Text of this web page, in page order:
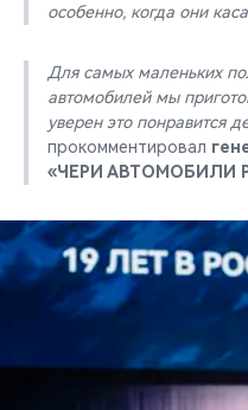
особенно, когда они
Для самых маленьких
автомобилей мы
уверен это понравится
прокомментировал
«ЧЕРИ АВТОМОБИЛИ